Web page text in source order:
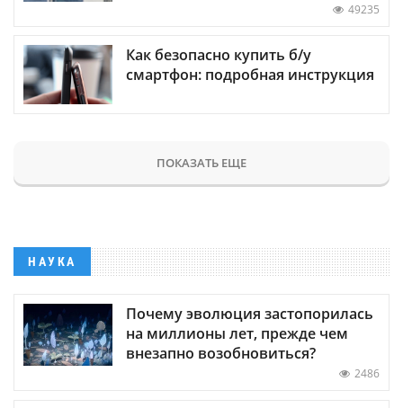
49235
Как безопасно купить б/у
смартфон: подробная инструкция
ПОКАЗАТЬ ЕЩЕ
НАУКА
Почему эволюция застопорилась
на миллионы лет, прежде чем
внезапно возобновиться?
2486